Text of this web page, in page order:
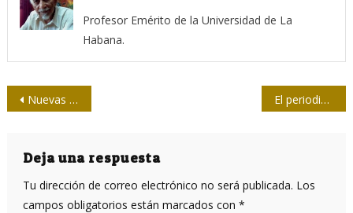
Profesor Emérito de la Universidad de La
Habana.
Navegación
entradas
Nuevas normas jurídicas para el uso de las Fuentes Renovables de Energía (+ Infografía) El periodismo bajo hostigamiento en el Brasil de Bolsonaro
Deja una respuesta
Tu dirección de correo electrónico no será publicada. Los
campos obligatorios están marcados con *